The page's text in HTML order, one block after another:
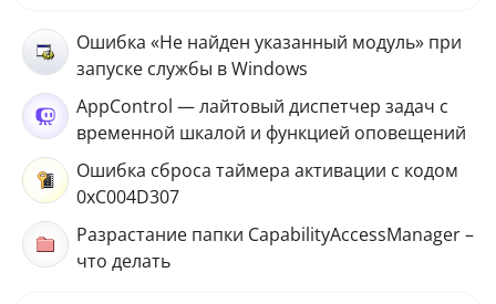
Ошибка «Не найден указанный модуль» при
запуске службы в Windows
AppControl — лайтовый диспетчер задач с
временной шкалой и функцией оповещений
Ошибка сброса таймера активации с кодом
0xC004D307
Разрастание папки CapabilityAccessManager –
что делать